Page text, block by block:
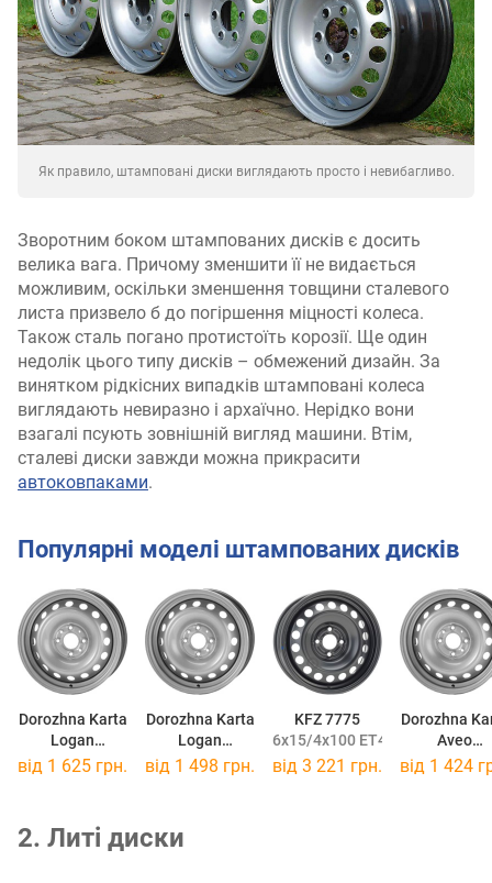
Як правило, штамповані диски виглядають просто і невибагливо.
Зворотним боком штампованих дисків є досить
велика вага. Причому зменшити її не видається
можливим, оскільки зменшення товщини сталевого
листа призвело б до погіршення міцності колеса.
Також сталь погано протистоїть корозії. Ще один
недолік цього типу дисків – обмежений дизайн. За
винятком рідкісних випадків штамповані колеса
виглядають невиразно і архаїчно. Нерідко вони
взагалі псують зовнішній вигляд машини. Втім,
сталеві диски завжди можна прикрасити
автоковпаками.
Популярні моделі штампованих дисків
Dorozhna Karta
Logan
6x15/4x100 ET40 DIA60,1
Dorozhna Karta
Logan
5,5x14/4x100 ET43 DIA60
KFZ 7775
6x15/4x100 ET40 DIA60,1
Dorozhna
Aveo
5,5x14/
від 1 625 грн. від 1 498 грн. від 3 221 грн. від 1 424
2. Литі диски